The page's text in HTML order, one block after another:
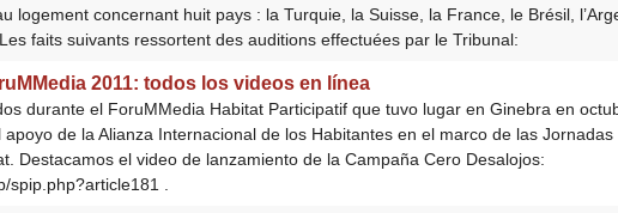
logement concernant huit pays : la Turquie, la Suisse, la France, le Brésil,
faits suivants ressortent des auditions effectuées par le Tribunal:
2011: todos los videos en línea
durante el ForuMMedia Habitat Participatif que tuvo lugar en Ginebra en
de la Alianza Internacional de los Habitantes en el marco de las
Destacamos el video de lanzamiento de la Campaña Cero Desalojos:
.